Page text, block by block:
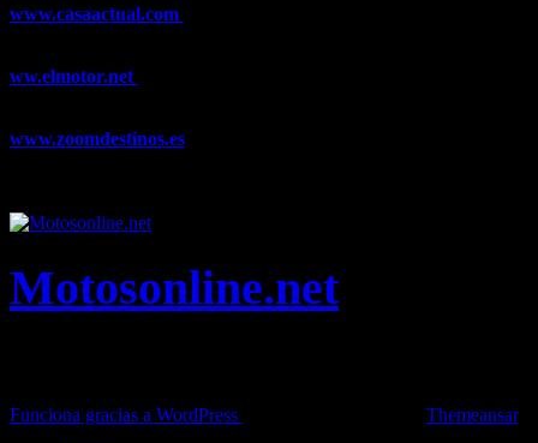
www.casaactual.com
ww.elmotor.net
www.zoomdestinos.es
Motosonline.net
Funciona gracias a WordPress
Themeansar.